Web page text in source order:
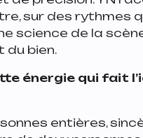
sur des rythmes
science de la
du bien.
énergie qui fait
entières,